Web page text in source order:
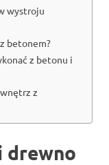
wystroju
betonem?
z betonu i
z
drewno